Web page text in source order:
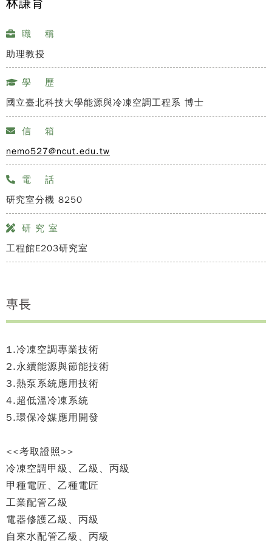
林謙育
職 稱
助理教授
學 歷
國立臺北科技大學能源與冷凍空調工程系 博士
信 箱
nemo527@ncut.edu.tw
電 話
研究室分機 8250
研 究 室
工程館E203研究室
專長
1.冷凍空調專業技術
2.永續能源與節能技術
3.熱泵系統應用技術
4.超低溫冷凍系統
5.環保冷媒應用開發
<<考取證照>>
冷凍空調甲級、乙級、丙級
甲種電匠、乙種電匠
工業配管乙級
電器修護乙級、丙級
自來水配管乙級、丙級